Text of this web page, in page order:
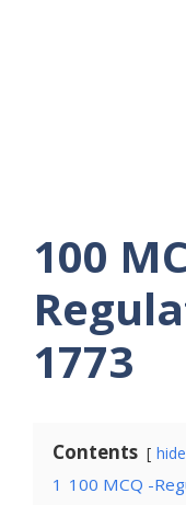
100
1773
Contents hide
1 100 MCQ -